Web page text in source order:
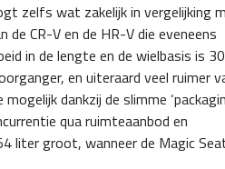
zelfs wat zakelijk in vergelijking
CR-V en de HR-V die eveneens
in de lengte en de wielbasis is
en uiteraard veel ruimer
dankzij de slimme
qua ruimteaanbod en
liter groot, wanneer de Magic